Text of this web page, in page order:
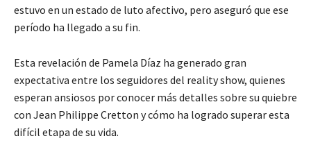
estuvo en un estado de luto afectivo, pero aseguró que ese
período ha llegado a su fin.
Esta revelación de Pamela Díaz ha generado gran
expectativa entre los seguidores del reality show, quienes
esperan ansiosos por conocer más detalles sobre su quiebre
con Jean Philippe Cretton y cómo ha logrado superar esta
difícil etapa de su vida.